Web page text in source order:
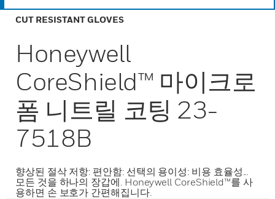
CUT RESISTANT GLOVES
Honeywell
CoreShield™ 마이크로
폼 니트릴 코팅 23-
7518B
향상된 절삭 저항: 편안함: 선택의 용이성: 비용 효율성...
모든 것을 하나의 장갑에. Honeywell CoreShield™를 사
용하면 손 보호가 간편해집니다.